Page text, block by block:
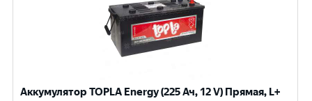
Аккумулятор TOPLA Energy (225 Ач, 12 V) Прямая, L+